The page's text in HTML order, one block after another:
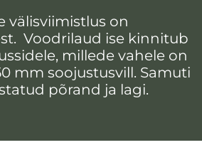
välisviimistlus on
Voodrilaud ise kinnitub
millede vahele on
mm soojustusvill. Samuti
põrand ja lagi.